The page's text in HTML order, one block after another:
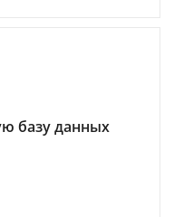
базу данных